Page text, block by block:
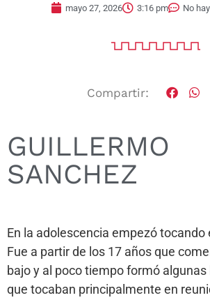
mayo 27, 2026 3:16 pm No
Compartir:
GUILLERMO
SANCHEZ
En la adolescencia empezó tocando
Fue a partir de los 17 años que
bajo y al poco tiempo formó
que tocaban principalmente en